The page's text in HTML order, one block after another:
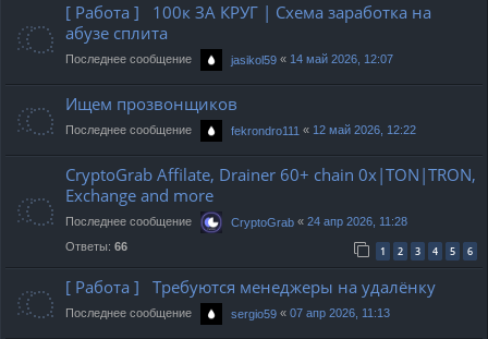
[ Работа ] 100к ЗА КРУГ | Схема заработка на
абузе сплита
Последнее сообщение jasikol59 « 14 май 2026, 12:07
Ищем прозвонщиков
Последнее сообщение fekrondro111 « 12 май 2026, 12:22
CryptoGrab Affilate, Drainer 60+ chain 0x|TON|TRON,
Exchange and more
Последнее сообщение CryptoGrab « 24 апр 2026, 11:28
Ответы: 66 1 2 3 4 5 6
[ Работа ] Требуются менеджеры на удалёнку
Последнее сообщение sergio59 « 07 апр 2026, 11:13